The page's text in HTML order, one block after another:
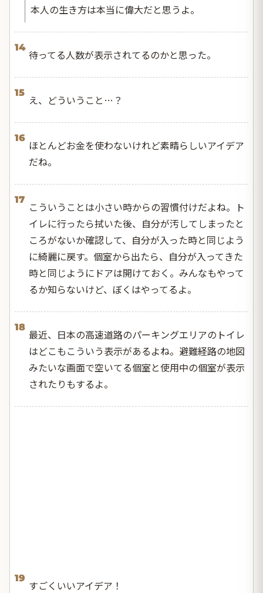
本人の生き方は本当に偉大だと思うよ。
14
待ってる人数が表示されてるのかと思った。
15
え、どういうこと…？
16
ほとんどお金を使わないけれど素晴らしいアイデア
だね。
17
こういうことは小さい時からの習慣付けだよね。ト
イレに行ったら拭いた後、自分が汚してしまったと
ころがないか確認して、自分が入った時と同じよう
に綺麗に戻す。個室から出たら、自分が入ってきた
時と同じようにドアは開けておく。みんなもやって
るか知らないけど、ぼくはやってるよ。
18
最近、日本の高速道路のパーキングエリアのトイレ
はどこもこういう表示があるよね。避難経路の地図
みたいな画面で空いてる個室と使用中の個室が表示
されたりもするよ。
19
すごくいいアイデア！